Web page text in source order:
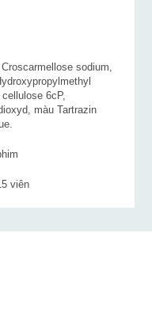
sodium,
6cP,
màu Tartrazin
viên